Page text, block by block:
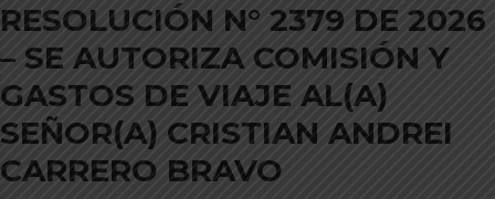
RESOLUCIÓN N° 2379 DE 2026
– SE AUTORIZA COMISIÓN Y
GASTOS DE VIAJE AL(A)
SEÑOR(A) CRISTIAN ANDREI
CARRERO BRAVO